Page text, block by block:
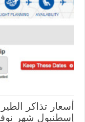
أسعار تذاكر
إسطنبول شهر